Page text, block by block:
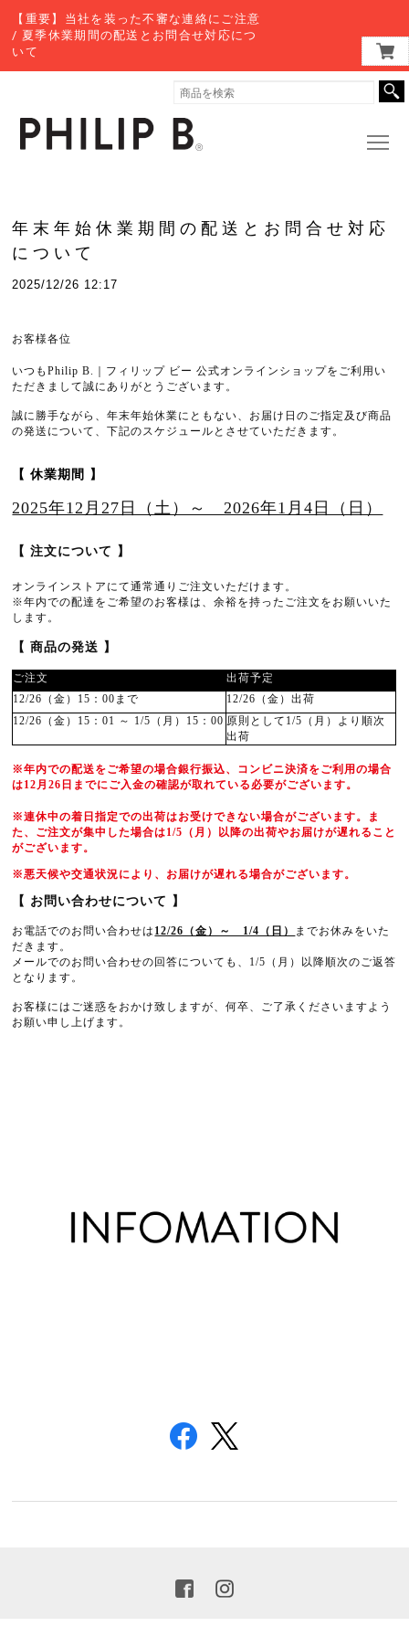
【重要】当社を装った不審な連絡にご注意
/ 夏季休業期間の配送とお問合せ対応につ
いて
年末年始休業期間の配送とお問合せ対応
について
2025/12/26 12:17
お客様各位
いつもPhilip B.｜フィリップ ビー 公式オンラインショップをご利用い
ただきまして誠にありがとうございます。
誠に勝手ながら、年末年始休業にともない、お届け日のご指定及び商品
の発送について、下記のスケジュールとさせていただきます。
【 休業期間 】
2025年12月27日（土）～ 2026年1月4日（日）
【 注文について 】
オンラインストアにて通常通りご注文いただけます。
※年内での配達をご希望のお客様は、余裕を持ったご注文をお願いいた
します。
【 商品の発送 】
ご注文
出荷予定
12/26（金）15：00まで
12/26（金）出荷
12/26（金）15：01 ～ 1/5（月）15：00 原則として1/5（月）より順次
出荷
※年内での配送をご希望の場合銀行振込、コンビニ決済をご利用の場合
は12月26日までにご入金の確認が取れている必要がございます。
※連休中の着日指定での出荷はお受けできない場合がございます。ま
た、ご注文が集中した場合は1/5（月）以降の出荷やお届けが遅れること
がございます。
※悪天候や交通状況により、お届けが遅れる場合がございます。
【 お問い合わせについて 】
お電話でのお問い合わせは 12/26（金）～ 1/4（日）
までお休みをいた
だきます。
メールでのお問い合わせの回答についても、1/5（月）以降順次のご返答
となります。
お客様にはご迷惑をおかけ致しますが、何卒、ご了承くださいますよう
お願い申し上げます。